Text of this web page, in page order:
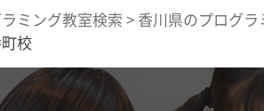
ミング教室検索 > 香川県のプログラ
校